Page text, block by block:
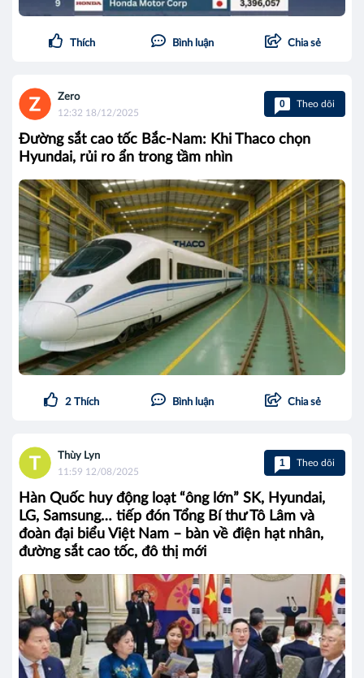
Thích Bình luận Chia sẻ
Zero
12:32 18/12/2025
0 Theo dõi
Đường sắt cao tốc Bắc-Nam: Khi Thaco chọn
Hyundai, rủi ro ẩn trong tầm nhìn
2 Thích Bình luận Chia sẻ
Thùy Lyn
11:59 12/08/2025
1 Theo dõi
Hàn Quốc huy động loạt “ông lớn” SK, Hyundai,
LG, Samsung… tiếp đón Tổng Bí thư Tô Lâm và
đoàn đại biểu Việt Nam – bàn về điện hạt nhân,
đường sắt cao tốc, đô thị mới